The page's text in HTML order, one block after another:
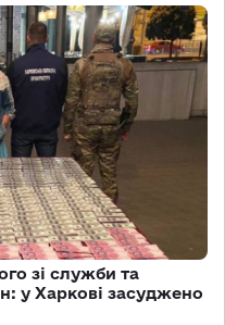
зі служби та
у Харкові засуджено